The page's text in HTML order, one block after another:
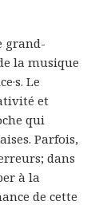
grand-
la musique
Le
et
qui
Parfois,
dans
à la
de cette